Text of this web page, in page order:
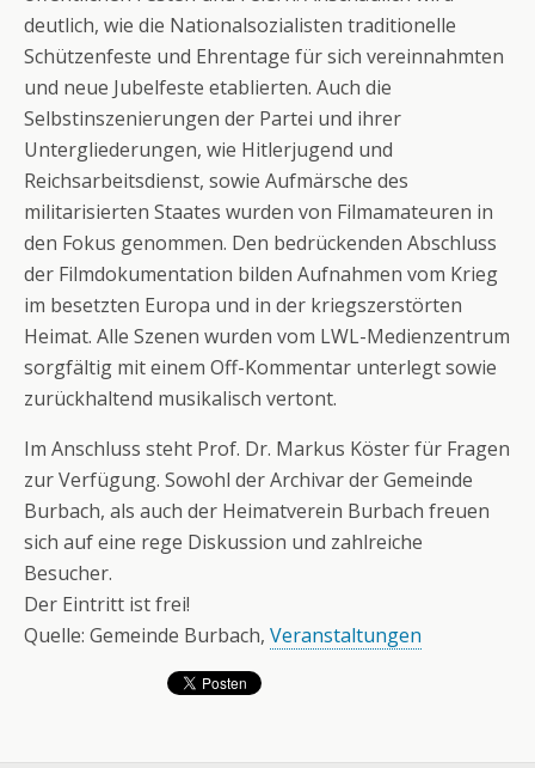
deutlich, wie die Nationalsozialisten traditionelle
Schützenfeste und Ehrentage für sich vereinnahmten
und neue Jubelfeste etablierten. Auch die
Selbstinszenierungen der Partei und ihrer
Untergliederungen, wie Hitlerjugend und
Reichsarbeitsdienst, sowie Aufmärsche des
militarisierten Staates wurden von Filmamateuren in
den Fokus genommen. Den bedrückenden Abschluss
der Filmdokumentation bilden Aufnahmen vom Krieg
im besetzten Europa und in der kriegszerstörten
Heimat. Alle Szenen wurden vom LWL-Medienzentrum
sorgfältig mit einem Off-Kommentar unterlegt sowie
zurückhaltend musikalisch vertont.
Im Anschluss steht Prof. Dr. Markus Köster für Fragen
zur Verfügung. Sowohl der Archivar der Gemeinde
Burbach, als auch der Heimatverein Burbach freuen
sich auf eine rege Diskussion und zahlreiche
Besucher.
Der Eintritt ist frei!
Quelle: Gemeinde Burbach, Veranstaltungen